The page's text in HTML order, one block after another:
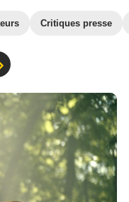
Critiques presse